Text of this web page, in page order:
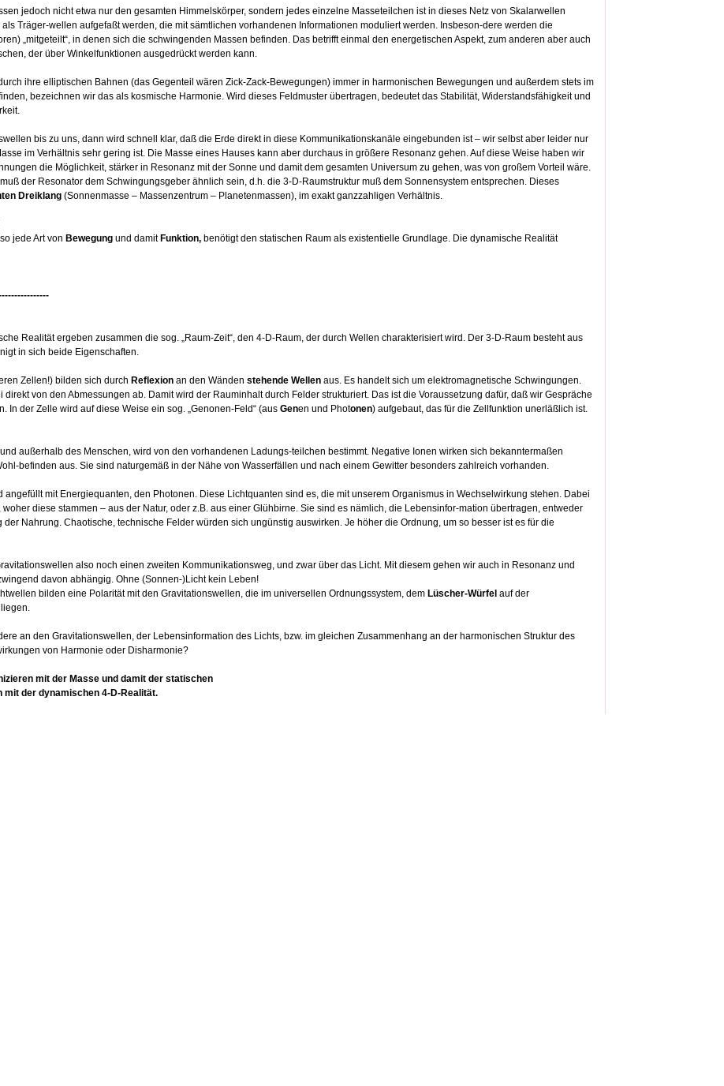
jedoch nicht etwa nur den gesamten Himmelskörper, sondern jedes einzelne Masseteilchen ist in dieses Netz von Skalarwellen
Träger-wellen aufgefaßt werden, die mit sämtlichen vorhandenen Informationen moduliert werden. Insbeson-dere werden die
„mitgeteilt“, in denen sich die schwingenden Massen befinden. Das betrifft einmal den energetischen Aspekt, zum anderen aber auch
der über Winkelfunktionen ausgedrückt werden kann.
ihre elliptischen Bahnen (das Gegenteil wären Zick-Zack-Bewegungen) immer in harmonischen Bewegungen und außerdem stets im
bezeichnen wir das als kosmische Harmonie. Wird dieses Feldmuster übertragen, bedeutet das Stabilität, Widerstandsfähigkeit und
bis zu uns, dann wird schnell klar, daß die Erde direkt in diese Kommunikationskanäle eingebunden ist – wir selbst aber leider nur
im Verhältnis sehr gering ist. Die Masse eines Hauses kann aber durchaus in größere Resonanz gehen. Auf diese Weise haben wir
die Möglichkeit, stärker in Resonanz mit der Sonne und damit dem gesamten Universum zu gehen, was von großem Vorteil wäre.
der Resonator dem Schwingungsgeber ähnlich sein, d.h. die 3-D-Raumstruktur muß dem Sonnensystem entsprechen. Dieses
Dreiklang (Sonnenmasse – Massenzentrum – Planetenmassen), im exakt ganzzahligen Verhältnis.
jede Art von Bewegung und damit Funktion, benötigt den statischen Raum als existentielle Grundlage. Die dynamische Realität
Realität ergeben zusammen die sog. „Raum-Zeit“, den 4-D-Raum, der durch Wellen charakterisiert wird. Der 3-D-Raum besteht aus
in sich beide Eigenschaften.
Zellen!) bilden sich durch Reflexion an den Wänden stehende Wellen aus. Es handelt sich um elektromagnetische Schwingungen.
von den Abmessungen ab. Damit wird der Rauminhalt durch Felder strukturiert. Das ist die Voraussetzung dafür, daß wir Gespräche
In der Zelle wird auf diese Weise ein sog. „Genonen-Feld“ (aus Genen und Photonen) aufgebaut, das für die Zellfunktion unerläßlich ist.
außerhalb des Menschen, wird von den vorhandenen Ladungs-teilchen bestimmt. Negative Ionen wirken sich bekanntermaßen
befinden aus. Sie sind naturgemäß in der Nähe von Wasserfällen und nach einem Gewitter besonders zahlreich vorhanden.
angefüllt mit Energiequanten, den Photonen. Diese Lichtquanten sind es, die mit unserem Organismus in Wechselwirkung stehen. Dabei
diese stammen – aus der Natur, oder z.B. aus einer Glühbirne. Sie sind es nämlich, die Lebensinfor-mation übertragen, entweder
Nahrung. Chaotische, technische Felder würden sich ungünstig auswirken. Je höher die Ordnung, um so besser ist es für die
also noch einen zweiten Kommunikationsweg, und zwar über das Licht. Mit diesem gehen wir auch in Resonanz und
davon abhängig. Ohne (Sonnen-)Licht kein Leben!
bilden eine Polarität mit den Gravitationswellen, die im universellen Ordnungssystem, dem Lüscher-Würfel auf der
an den Gravitationswellen, der Lebensinformation des Lichts, bzw. im gleichen Zusammenhang an der harmonischen Struktur des
von Harmonie oder Disharmonie?
mit der Masse und damit der statischen
mit der dynamischen 4-D-Realität.